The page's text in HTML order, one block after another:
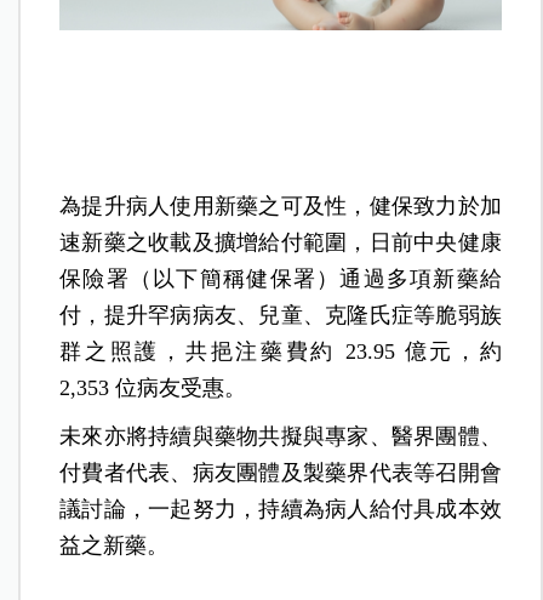
為提升病人使用新藥之可及性，健保致力於加
速新藥之收載及擴增給付範圍，日前中央健康
保險署（以下簡稱健保署）通過多項新藥給
付，提升罕病病友、兒童、克隆氏症等脆弱族
群之照護，共挹注藥費約 23.95 億元，約
2,353 位病友受惠。
未來亦將持續與藥物共擬與專家、醫界團體、
付費者代表、病友團體及製藥界代表等召開會
議討論，一起努力，持續為病人給付具成本效
益之新藥。